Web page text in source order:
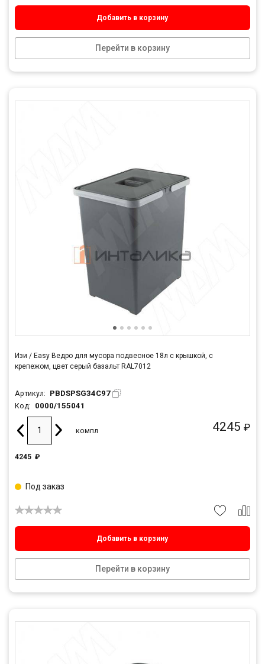
Добавить в корзину
Перейти в корзину
Изи / Easy Ведро для мусора подвесное 18л с крышкой, с
крепежом, цвет серый базальт RAL7012
Артикул: PBDSPSG34C97
Код: 0000/155041
4245 ₽
компл
4245 ₽
Добавить в корзину
Перейти в корзину
Под заказ